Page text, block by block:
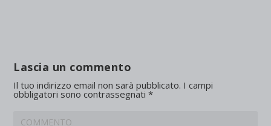
Lascia un commento
Il tuo indirizzo email non sarà pubblicato. I campi
obbligatori sono contrassegnati*